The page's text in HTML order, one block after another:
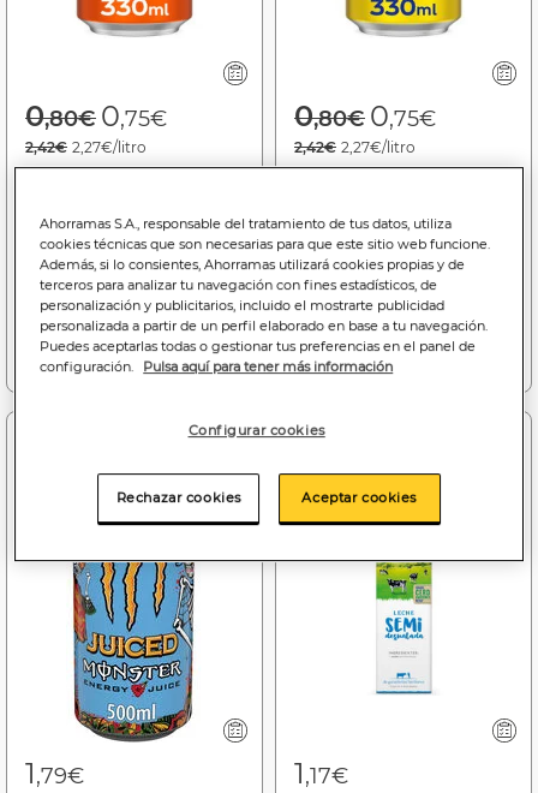
Price reduced from
0,80€to
0,75€
2,42€ 2,27€/litro
Bajada de precio a0.75€
(06/08/26 - 16/08/26)
Añadir a la cesta
Price reduced
0,80€to
0,75€
2,42€ 2,27€/litro
Bajada de precio a0.75€
(06/08/26 - 16/08/26)
Añadir a la cesta
1,79€ 1,17€
Ahorramas S.A., responsable del tratamiento de tus datos, utiliza
cookies técnicas que son necesarias para que este sitio web funcione.
Además, si lo consientes, Ahorramas utilizará cookies propias y de
terceros para analizar tu navegación con fines estadísticos, de
personalización y publicitarios, incluido el mostrarte publicidad
personalizada a partir de un perfil elaborado en base a tu navegación.
Puedes aceptarlas todas o gestionar tus preferencias en el panel de
configuración.
Pulsa aquí para tener más información
Configurar cookies
Rechazar cookies Aceptar cookies